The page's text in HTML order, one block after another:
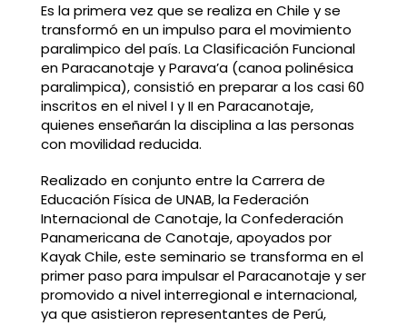
Es la primera vez que se realiza en Chile y se
transformó en un impulso para el movimiento
paralimpico del país. La Clasificación Funcional
en Paracanotaje y Parava’a (canoa polinésica
paralimpica), consistió en preparar a los casi 60
inscritos en el nivel I y II en Paracanotaje,
quienes enseñarán la disciplina a las personas
con movilidad reducida.
Realizado en conjunto entre la Carrera de
Educación Física de UNAB, la Federación
Internacional de Canotaje, la Confederación
Panamericana de Canotaje, apoyados por
Kayak Chile, este seminario se transforma en el
primer paso para impulsar el Paracanotaje y ser
promovido a nivel interregional e internacional,
ya que asistieron representantes de Perú,